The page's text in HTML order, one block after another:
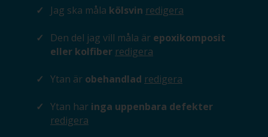
Jag ska måla kölsvin redigera
Den del jag vill måla är epoxikomposit
eller kolfiber redigera
Ytan är obehandlad redigera
Ytan har inga uppenbara defekter
redigera